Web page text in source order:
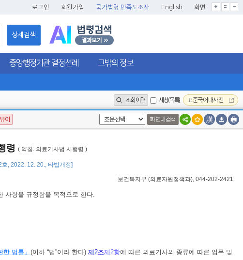
로그인 회원가입 국가법령 만족도조사 English 화면
글씨크기확대
글씨크기확대초기화
글씨크기축소
상세검색
중앙행정기관 결정선례 그밖의 정보
조회이력 새창(목록) 표준국어대사전
어 화면내검색
령 ( 약칭: 의료기사법 시행령 )
, 2022. 12. 20., 타법개정]
보건복지부 (의료자원정책과), 044-202-2421
사항을 규정함을 목적으로 한다.
한 법률」 (이하 “법”이라 한다) 제2조제2항에 따른 의료기사의 종류에 따른 업무 및